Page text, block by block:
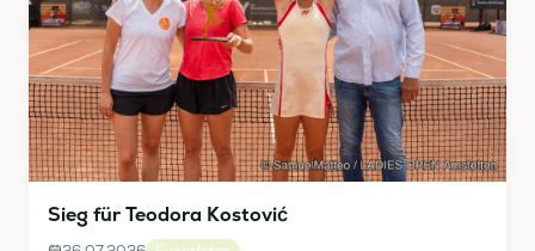
Sieg für Teodora Kostović